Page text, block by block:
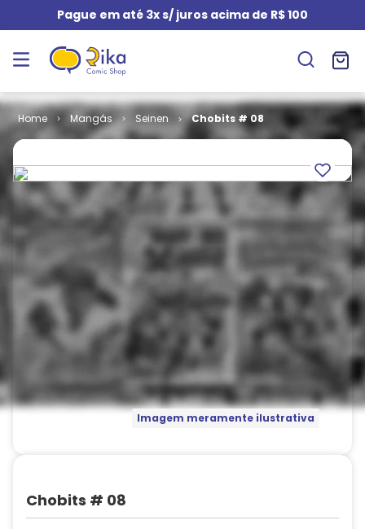
Pague em até 3x s/ juros acima de R$ 100
Mangás Seinen Chobits # 08
Imagem meramente ilustrativa
Chobits # 08